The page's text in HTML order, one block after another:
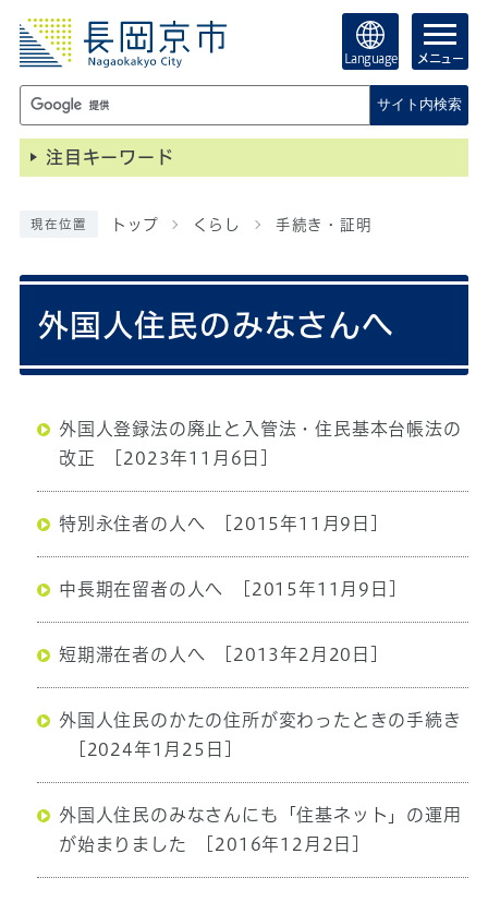
Language メニュー
サイト内検索
注目キーワード
現在位置 トップ くらし 手続き・証明
外国人住民のみなさんへ
外国人登録法の廃止と入管法・住民基本台帳法の
改正
[2023年11月6日]
特別永住者の人へ [2015年11月9日]
中長期在留者の人へ [2015年11月9日]
短期滞在者の人へ [2013年2月20日]
外国人住民のかたの住所が変わったときの手続き
[2024年1月25日]
外国人住民のみなさんにも「住基ネット」の運用
が始まりました
[2016年12月2日]